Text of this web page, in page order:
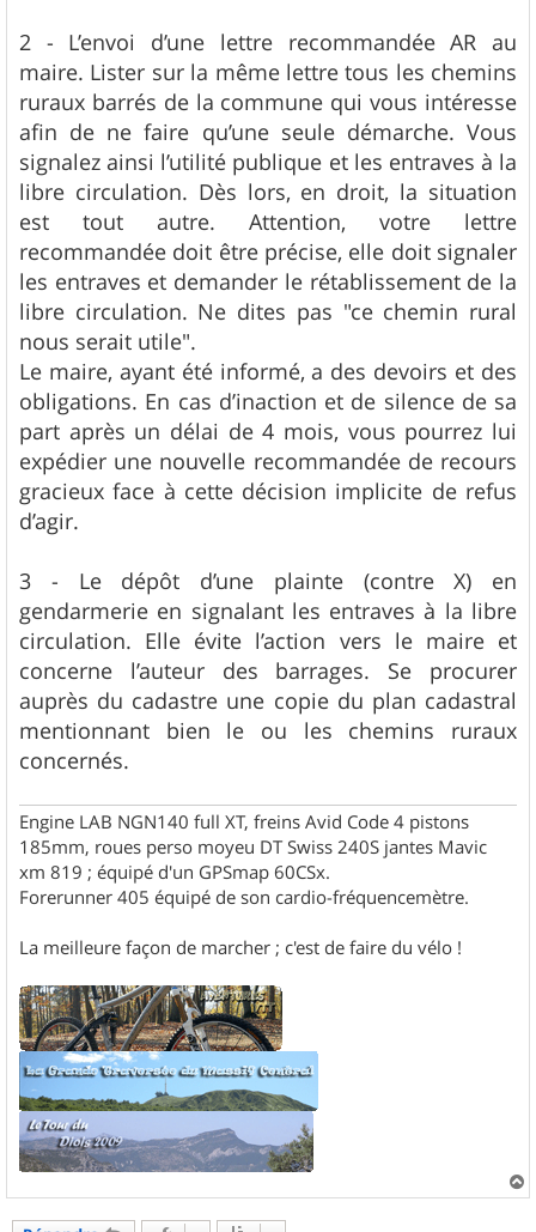
2 - L’envoi d’une lettre recommandée AR au
maire. Lister sur la même lettre tous les chemins
ruraux barrés de la commune qui vous intéresse
afin de ne faire qu’une seule démarche. Vous
signalez ainsi l’utilité publique et les entraves à la
libre circulation. Dès lors, en droit, la situation
est tout autre. Attention, votre lettre
recommandée doit être précise, elle doit signaler
les entraves et demander le rétablissement de la
libre circulation. Ne dites pas "ce chemin rural
nous serait utile".
Le maire, ayant été informé, a des devoirs et des
obligations. En cas d’inaction et de silence de sa
part après un délai de 4 mois, vous pourrez lui
expédier une nouvelle recommandée de recours
gracieux face à cette décision implicite de refus
d’agir.
3 - Le dépôt d’une plainte (contre X) en
gendarmerie en signalant les entraves à la libre
circulation. Elle évite l’action vers le maire et
concerne l’auteur des barrages. Se procurer
auprès du cadastre une copie du plan cadastral
mentionnant bien le ou les chemins ruraux
concernés.
Engine LAB NGN140 full XT, freins Avid Code 4 pistons
185mm, roues perso moyeu DT Swiss 240S jantes Mavic
xm 819 ; équipé d'un GPSmap 60CSx.
Forerunner 405 équipé de son cardio-fréquencemètre.
La meilleure façon de marcher ; c'est de faire du vélo !
a